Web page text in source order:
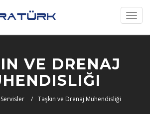
Toggle
VE DRENAJ
Servisler Taşkın ve Drenaj Mühendisliği